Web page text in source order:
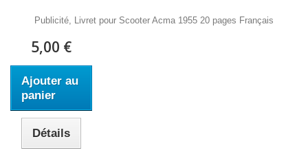
Publicité, Livret pour Scooter Acma 1955 20 pages Français
5,00 €
Ajouter au
panier
Détails